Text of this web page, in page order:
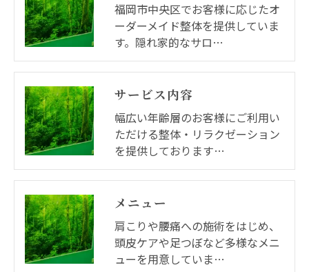
福岡市中央区でお客様に応じたオ
ーダーメイド整体を提供していま
す。隠れ家的なサロ…
サービス内容
幅広い年齢層のお客様にご利用い
ただける整体・リラクゼーション
を提供しております…
メニュー
肩こりや腰痛への施術をはじめ、
頭皮ケアや足つぼなど多様なメニ
ューを用意していま…